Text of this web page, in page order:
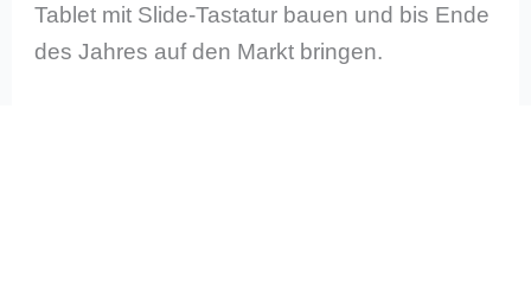
Tablet mit Slide-Tastatur bauen und bis Ende
des Jahres auf den Markt bringen.